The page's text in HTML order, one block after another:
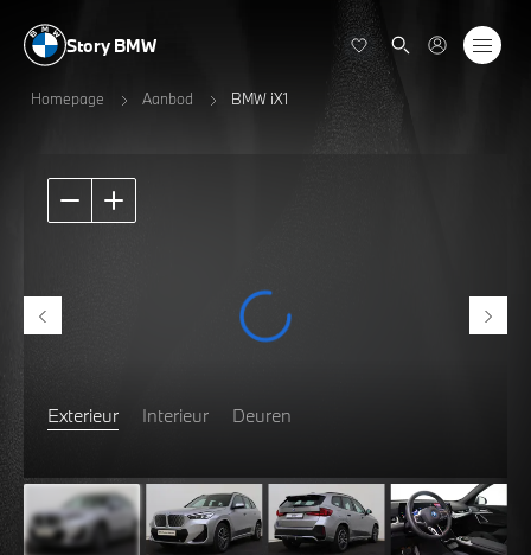
Story BMW
Homepage Aanbod BMW iX1
Exterieur Interieur Deuren